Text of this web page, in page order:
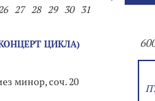
27 28 29 30 31
ЦИКЛА)
минор, соч. 20